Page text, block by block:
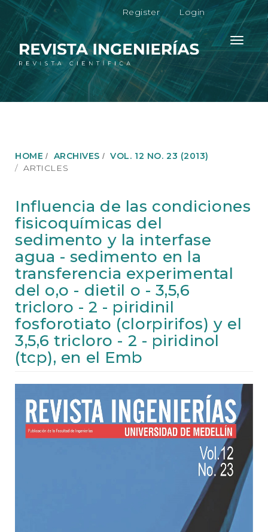
M
a
n
N
a
g
n
M
n
C
n
t
e
n
t
S
i
d
e
b
a
Register Login
Toggle
HOME ARCHIVES
VOL. 12 NO. 23 (2013)
ARTICLES
Influencia de las condiciones
fisicoquímicas del
sedimento y la interfase
agua - sedimento en la
transferencia experimental
del o,o - dietil o - 3,5,6
tricloro - 2 - piridinil
fosforotiato (clorpirifos) y el
3,5,6 tricloro - 2 - piridinol
(tcp), en el Emb
Sidebar